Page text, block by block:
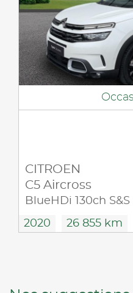
CITROEN
C5 Aircross
BlueHDi 130ch S&S
2020 26 855 km